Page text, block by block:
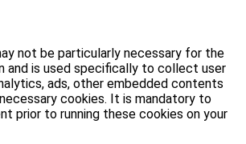
not be particularly necessary for the
and is used specifically to collect user
ads, other embedded contents
cookies. It is mandatory to
prior to running these cookies on your